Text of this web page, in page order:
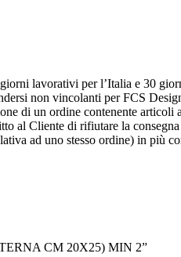
lavorativi per l’Italia e 30
non vincolanti per FCS
di un ordine contenente
al Cliente di rifiutare la
ad uno stesso ordine) in più
CM 20X25) MIN 2”